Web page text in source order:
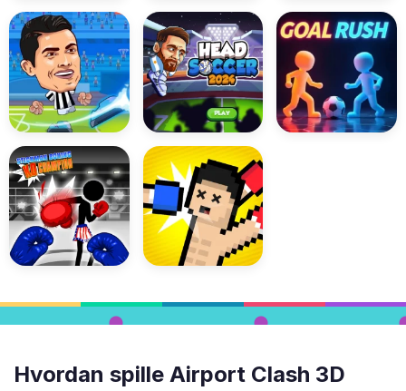
Hvordan spille Airport Clash 3D